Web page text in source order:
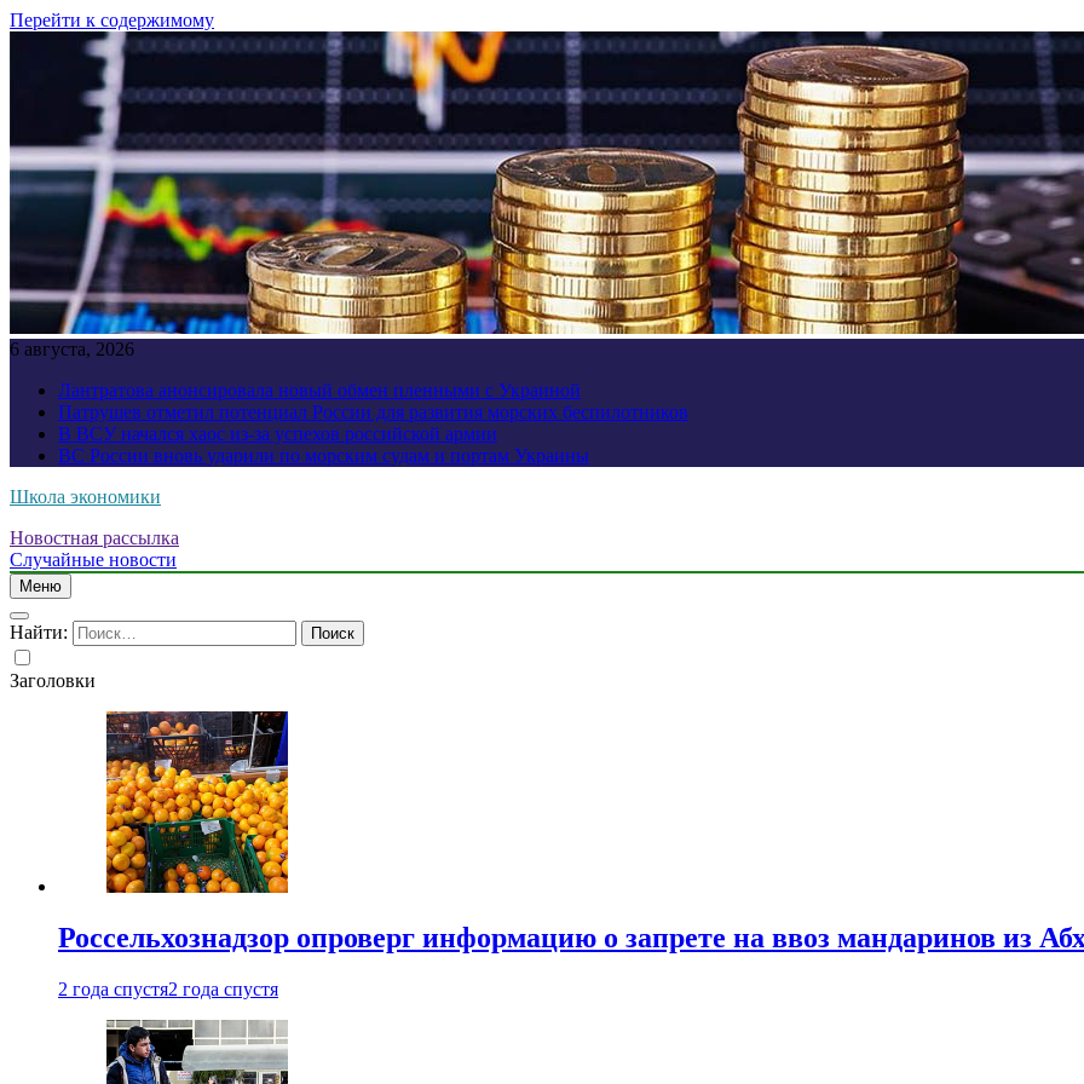
Перейти к содержимому
6 августа, 2026
Лантратова анонсировала новый обмен пленными с Украиной
Патрушев отметил потенциал России для развития морских беспилотников
В ВСУ начался хаос из-за успехов российской армии
ВС России вновь ударили по морским судам и портам Украины
Школа экономики
Новостная рассылка
Случайные новости
Меню
Найти:
Заголовки
Россельхознадзор опроверг информацию о запрете на ввоз мандаринов из
2 года спустя2 года спустя